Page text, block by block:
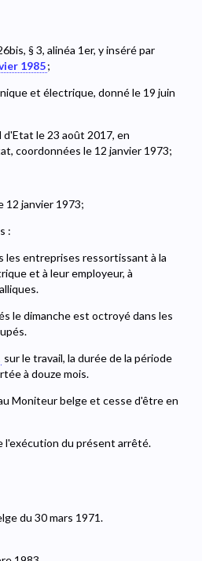
§ 3, alinéa 1er, y inséré par
1985;
et électrique, donné le 19 juin
d'Etat le 23 août 2017, en
coordonnées le 12 janvier 1973;
12 janvier 1973;
:
les entreprises ressortissant à la
et à leur employeur, à
le dimanche est octroyé dans les
sur le travail, la durée de la période
à douze mois.
Moniteur belge et cesse d'être en
l'exécution du présent arrêté.
du 30 mars 1971.